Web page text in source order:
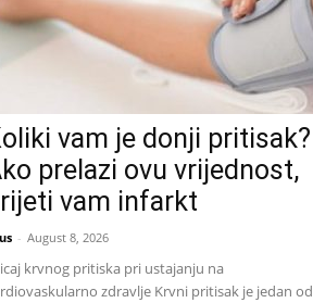
vam je donji pritisak?
prelazi ovu vrijednost,
vam infarkt
- August 8, 2026
krvnog pritiska pri ustajanju na
zdravlje Krvni pritisak je jedan od